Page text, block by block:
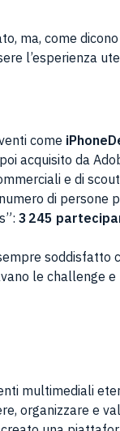
ma, come
l’esperienza
come
acquisito da
e di
di persone
3 245
soddisfatto
le challenge
multimediali
organizzare e